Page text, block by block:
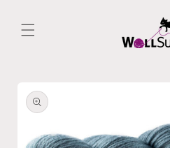
Inhalt